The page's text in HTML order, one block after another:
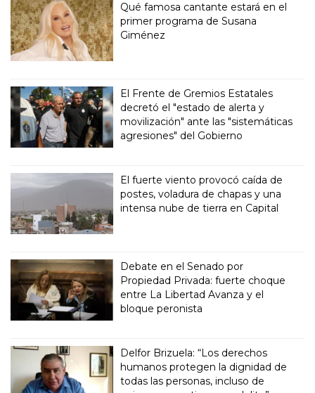
Qué famosa cantante estará en el
primer programa de Susana
Giménez
El Frente de Gremios Estatales
decretó el "estado de alerta y
movilización" ante las "sistemáticas
agresiones" del Gobierno
El fuerte viento provocó caída de
postes, voladura de chapas y una
intensa nube de tierra en Capital
Debate en el Senado por
Propiedad Privada: fuerte choque
entre La Libertad Avanza y el
bloque peronista
Delfor Brizuela: “Los derechos
humanos protegen la dignidad de
todas las personas, incluso de